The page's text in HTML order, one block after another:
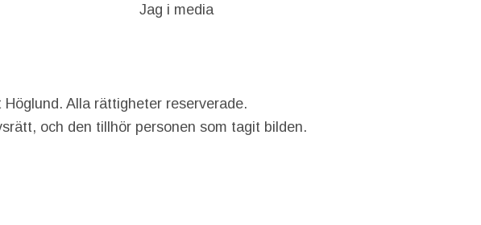
Jag i media
Alla rättigheter reserverade.
och den tillhör personen som tagit bilden.